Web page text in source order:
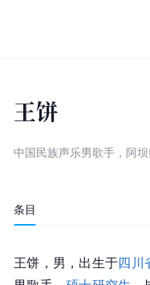
王饼
中国民族声乐男歌手，阿
条目
王饼，男，出生于四川